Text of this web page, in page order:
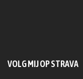
VOLG MIJ OP STRAVA